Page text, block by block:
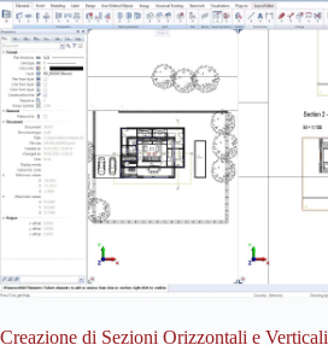
Creazione di Sezioni Orizzontali e Verticali